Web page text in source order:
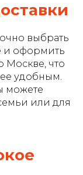
выбрать
и оформить
Москве, что
удобным.
можете
или для